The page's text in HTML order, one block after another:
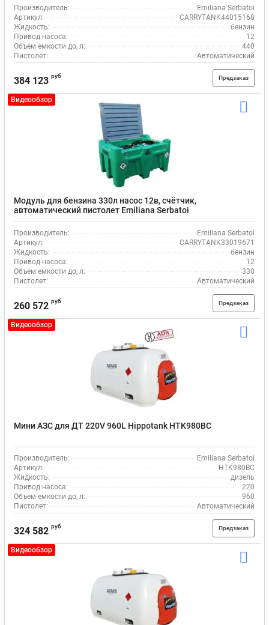
Производитель:
Emiliana Serbatoi
Артикул:
CARRYTANK44015168
Жидкость:
бензин
Привод насоса:
12
Объем емкости до, л:
440
Пистолет:
Автоматический
384 123 руб Предзаказ
Видеообзор
Модуль для бензина 330л насос 12в, счётчик,
автоматический пистолет Emiliana Serbatoi
CARRYTANK33019671
Производитель:
Emiliana Serbatoi
Артикул:
CARRYTANK33019671
Жидкость:
бензин
Привод насоса:
12
Объем емкости до, л:
330
Пистолет:
Автоматический
260 572 руб Предзаказ
Видеообзор
Мини АЗС для ДТ 220V 960L Hippotank HTK980BC
Производитель:
Emiliana Serbatoi
Артикул:
HTK980BC
Жидкость:
дизель
Привод насоса:
220
Объем емкости до, л:
960
Пистолет:
Автоматический
324 582 руб Предзаказ
Видеообзор